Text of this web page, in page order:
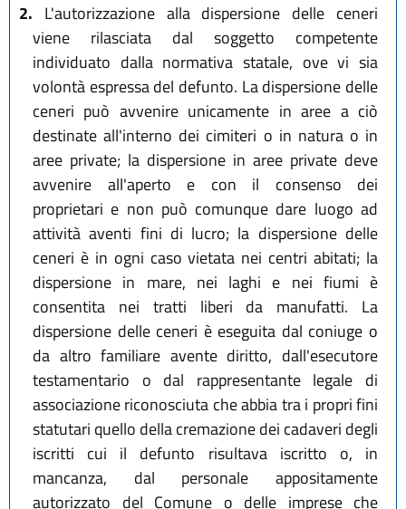
2. L'autorizzazione alla dispersione delle ceneri
viene rilasciata dal soggetto competente
individuato dalla normativa statale, ove vi sia
volontà espressa del defunto. La dispersione delle
ceneri può avvenire unicamente in aree a ciò
destinate all'interno dei cimiteri o in natura o in
aree private; la dispersione in aree private deve
avvenire all'aperto e con il consenso dei
proprietari e non può comunque dare luogo ad
attività aventi fini di lucro; la dispersione delle
ceneri è in ogni caso vietata nei centri abitati; la
dispersione in mare, nei laghi e nei fiumi è
consentita nei tratti liberi da manufatti. La
dispersione delle ceneri è eseguita dal coniuge o
da altro familiare avente diritto, dall'esecutore
testamentario o dal rappresentante legale di
associazione riconosciuta che abbia tra i propri fini
statutari quello della cremazione dei cadaveri degli
iscritti cui il defunto risultava iscritto o, in
mancanza, dal personale appositamente
autorizzato del Comune o delle imprese che